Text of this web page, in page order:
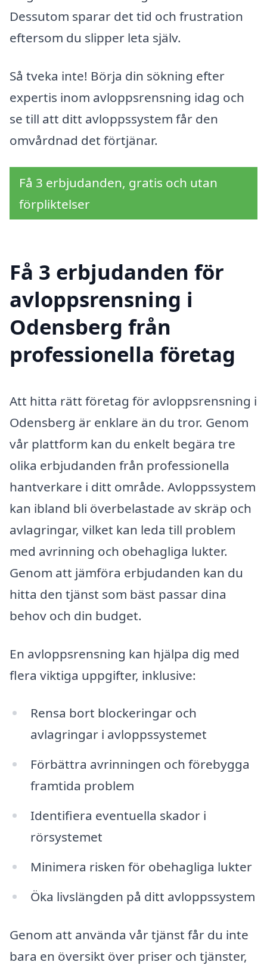
Dessutom sparar det tid och frustration
eftersom du slipper leta själv.
Så tveka inte! Börja din sökning efter
expertis inom avloppsrensning idag och
se till att ditt avloppssystem får den
omvårdnad det förtjänar.
Få 3 erbjudanden, gratis och utan
förpliktelser
Få 3 erbjudanden för
avloppsrensning i
Odensberg från
professionella företag
Att hitta rätt företag för avloppsrensning i
Odensberg är enklare än du tror. Genom
vår plattform kan du enkelt begära tre
olika erbjudanden från professionella
hantverkare i ditt område. Avloppssystem
kan ibland bli överbelastade av skräp och
avlagringar, vilket kan leda till problem
med avrinning och obehagliga lukter.
Genom att jämföra erbjudanden kan du
hitta den tjänst som bäst passar dina
behov och din budget.
En avloppsrensning kan hjälpa dig med
flera viktiga uppgifter, inklusive:
Rensa bort blockeringar och
avlagringar i avloppssystemet
Förbättra avrinningen och förebygga
framtida problem
Identifiera eventuella skador i
rörsystemet
Minimera risken för obehagliga lukter
Öka livslängden på ditt avloppssystem
Genom att använda vår tjänst får du inte
bara en översikt över priser och tjänster,